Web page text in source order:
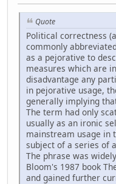
Quote
Political correctness
commonly
as a pejorative to
measures which are
disadvantage any
in pejorative usage,
generally implying
The term had only
usually as an ironic
mainstream usage in
subject of a series of
The phrase was
Bloom's 1987 book
and gained further